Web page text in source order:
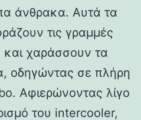
άνθρακα. Αυτά τα
τις γραμμές
και χαράσσουν τα
οδηγώντας σε πλήρη
Αφιερώνοντας λίγο
του intercooler,